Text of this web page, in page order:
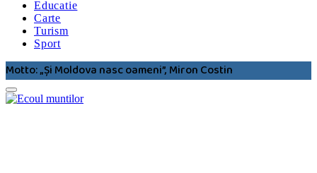
Educatie
Carte
Turism
Sport
Motto: „Şi Moldova nasc oameni”, Miron Costin